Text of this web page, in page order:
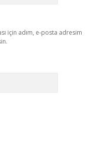
için adım, e-posta adresim